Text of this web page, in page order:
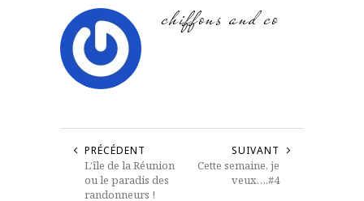
chiffons and co
PRÉCÉDENT
L’île de la Réunion
ou le paradis des
randonneurs !
SUIVANT
Cette semaine, je
veux….#4